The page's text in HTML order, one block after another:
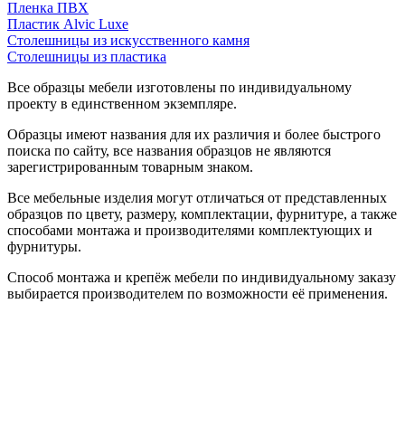
Пленка ПВХ
Пластик Alvic Luxe
Столешницы из искусственного камня
Столешницы из пластика
Все образцы мебели изготовлены по индивидуальному
проекту в единственном экземпляре.
Образцы имеют названия для их различия и более быстрого
поиска по сайту, все названия образцов не являются
зарегистрированным товарным знаком.
Все мебельные изделия могут отличаться от представленных
образцов по цвету, размеру, комплектации, фурнитуре, а также
способами монтажа и производителями комплектующих и
фурнитуры.
Способ монтажа и крепёж мебели по индивидуальному заказу
выбирается производителем по возможности её применения.